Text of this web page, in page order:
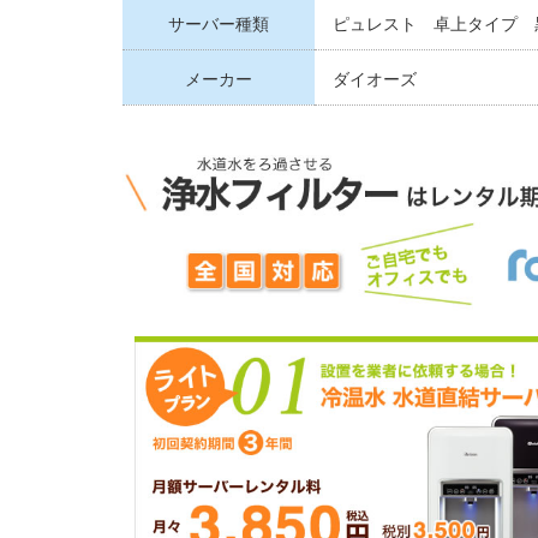
サーバー種類 ピュレスト 卓上タイプ
メーカー ダイオーズ